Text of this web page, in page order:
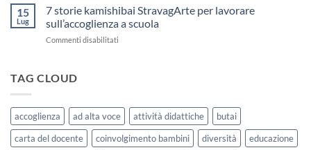
sceglierle
Kamishibai
Gratis
sull’Accoglienza:
Settembre
2026
15
Lug
7 storie kamishibai StravagArte per lavorare
sull’accoglienza a scuola
Commenti disabilitati
lavorare
sull’accoglienza
a
scuola
TAG CLOUD
accoglienza ad alta voce attività didattiche
butai
carta del docente
coinvolgimento bambini diversità
educazione